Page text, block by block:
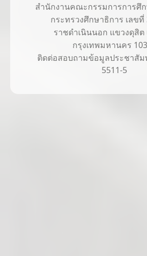
สำนักงานคณะกรรมการการศึ
กระทรวงศึกษาธิการ เลข
ราชดำเนินนอก แขวงดุสิต
กรุงเทพมหานคร
ติดต่อสอบถามข้อมูลประชาสัม
5511-5